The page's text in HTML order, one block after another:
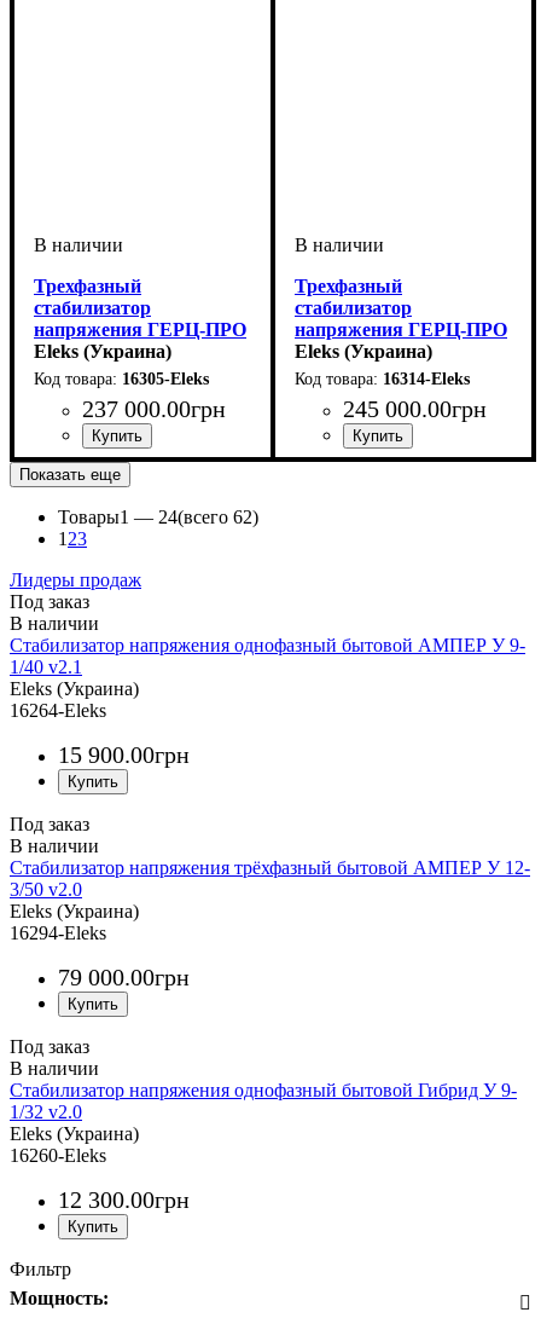
Трехфазный
стабилизатор
напряжения ГЕРЦ-ПРО
У 16-3/160 v3.0
Eleks (Украина)
16305-Eleks
237 000.00грн
Количество фаз:
трехфазный
Мощность: 106 кВт
Вес, кг: 265
Серия: Герц-Про v3.0
Трехфазный
стабилизатор
напряжения ГЕРЦ-ПРО
У 36-3/125 v3.0
Eleks (Украина)
16314-Eleks
245 000.00грн
Количество фаз:
Мощность: 83 кВт
Вес, кг: 250
Серия: Герц-Про v3.0
Показать еще
Товары1 — 24(всего 62)
1 23
Лидеры продаж
Под заказ
Стабилизатор напряжения однофазный бытовой АМПЕР У 9-
1/40 v2.1
Eleks (Украина)
16264-Eleks
15 900.00грн
Под заказ
Стабилизатор напряжения трёхфазный бытовой АМПЕР У 12-
3/50 v2.0
Eleks (Украина)
16294-Eleks
79 000.00грн
Под заказ
Стабилизатор напряжения однофазный бытовой Гибрид У 9-
1/32 v2.0
Eleks (Украина)
16260-Eleks
12 300.00грн
Фильтр
Мощность: